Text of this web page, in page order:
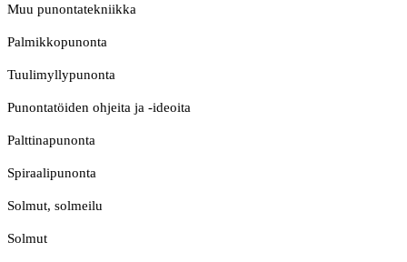
Muu punontatekniikka
Palmikkopunonta
Tuulimyllypunonta
Punontatöiden ohjeita ja -ideoita
Palttinapunonta
Spiraalipunonta
Solmut, solmeilu
Solmut